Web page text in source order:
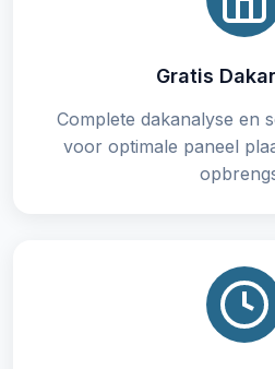
Gratis
Complete dakanalyse en
voor optimale paneel